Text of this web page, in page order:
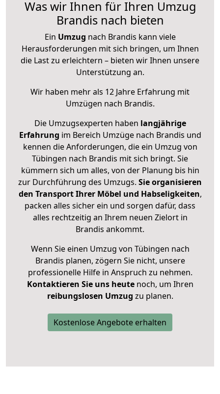
Was wir Ihnen für Ihren Umzug
Brandis nach bieten
Ein Umzug nach Brandis kann viele
Herausforderungen mit sich bringen, um Ihnen
die Last zu erleichtern – bieten wir Ihnen unsere
Unterstützung an.
Wir haben mehr als 12 Jahre Erfahrung mit
Umzügen nach Brandis.
Die Umzugsexperten haben langjährige
Erfahrung im Bereich Umzüge nach Brandis und
kennen die Anforderungen, die ein Umzug von
Tübingen nach Brandis mit sich bringt. Sie
kümmern sich um alles, von der Planung bis hin
zur Durchführung des Umzugs. Sie organisieren
den Transport Ihrer Möbel und Habseligkeiten,
packen alles sicher ein und sorgen dafür, dass
alles rechtzeitig an Ihrem neuen Zielort in
Brandis ankommt.
Wenn Sie einen Umzug von Tübingen nach
Brandis planen, zögern Sie nicht, unsere
professionelle Hilfe in Anspruch zu nehmen.
Kontaktieren Sie uns heutenoch, um Ihren
reibungslosen Umzug zu planen.
Kostenlose Angebote erhalten